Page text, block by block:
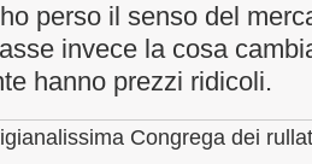
perso il senso del
invece la cosa
hanno prezzi ridicoli.
Congrega dei